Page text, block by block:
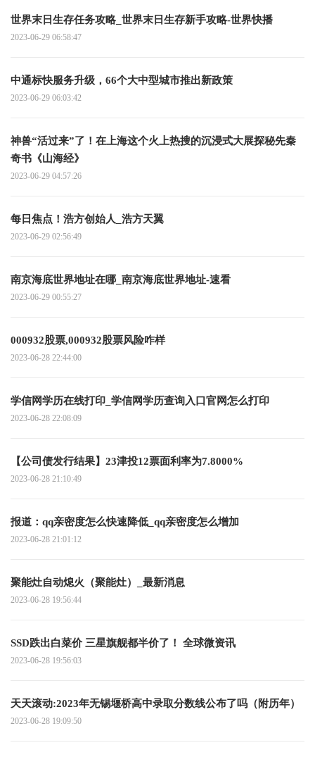
世界末日生存任务攻略_世界末日生存新手攻略-世界快播
2023-06-29 06:58:47
中通标快服务升级，66个大中型城市推出新政策
2023-06-29 06:03:42
神兽“活过来”了！在上海这个火上热搜的沉浸式大展探秘先秦
奇书《山海经》
2023-06-29 04:57:26
每日焦点！浩方创始人_浩方天翼
2023-06-29 02:56:49
南京海底世界地址在哪_南京海底世界地址-速看
2023-06-29 00:55:27
000932股票,000932股票风险咋样
2023-06-28 22:44:00
学信网学历在线打印_学信网学历查询入口官网怎么打印
2023-06-28 22:08:09
【公司债发行结果】23津投12票面利率为7.8000%
2023-06-28 21:10:49
报道：qq亲密度怎么快速降低_qq亲密度怎么增加
2023-06-28 21:01:12
聚能灶自动熄火（聚能灶）_最新消息
2023-06-28 19:56:44
SSD跌出白菜价 三星旗舰都半价了！ 全球微资讯
2023-06-28 19:56:03
天天滚动:2023年无锡堰桥高中录取分数线公布了吗（附历年）
2023-06-28 19:09:50